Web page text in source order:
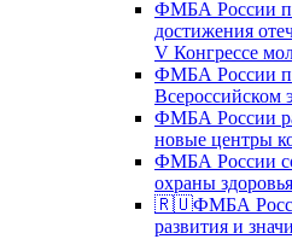
ФМБА России
достижения
V Конгрессе
ФМБА России
Всероссийском
ФМБА России
новые центры
ФМБА России
охраны
🇷🇺ФМБА
развития и